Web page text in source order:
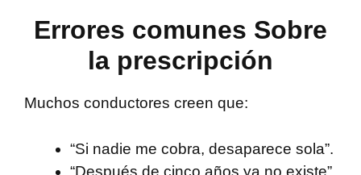
Errores comunes Sobre
la prescripción
Muchos conductores creen que:
“Si nadie me cobra, desaparece sola”.
“Después de cinco años ya no existe”.